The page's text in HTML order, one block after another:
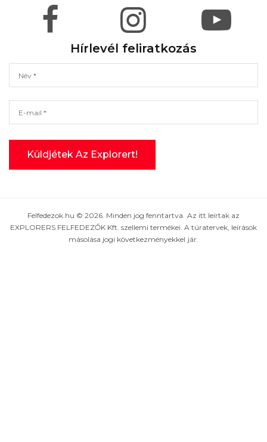
Hírlevél feliratkozás
Felfedezok.hu © 2026. Minden jog fenntartva. Az itt leírtak az
EXPLORERS FELFEDEZŐK Kft. szellemi termékei. A túratervek, leírások
másolása jogi következményekkel jár.